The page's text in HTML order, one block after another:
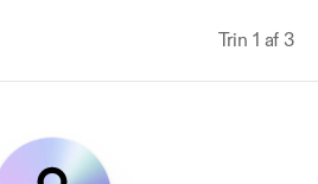
Trin 1 af 3